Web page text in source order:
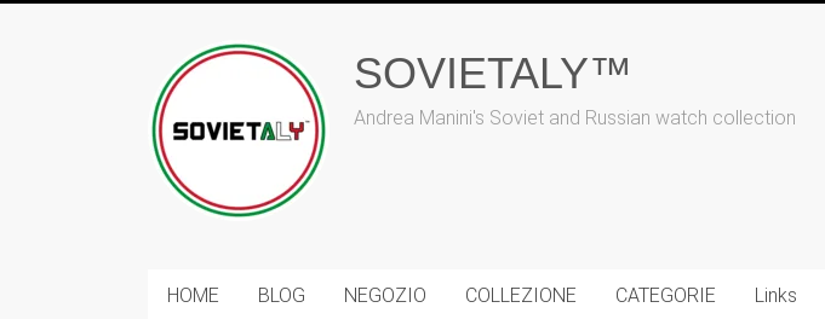
SOVIETALY™
Andrea Manini's Soviet and Russian watch collection
HOME BLOG NEGOZIO COLLEZIONE CATEGORIE Links